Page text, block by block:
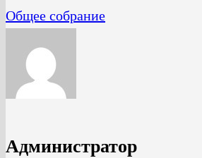
Общее собрание
Администратор